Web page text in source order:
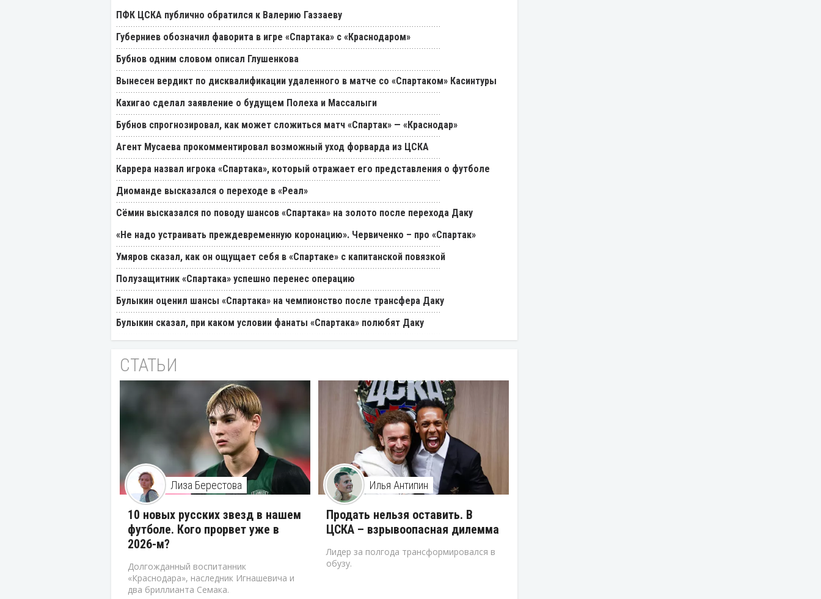
ПФК ЦСКА публично обратился к Валерию Газзаеву
Губерниев обозначил фаворита в игре «Спартака» с «Краснодаром»
Бубнов одним словом описал Глушенкова
Вынесен вердикт по дисквалификации удаленного в матче со «Спартаком» Касинтуры
Кахигао сделал заявление о будущем Полеха и Массалыги
Бубнов спрогнозировал, как может сложиться матч «Спартак» — «Краснодар»
Агент Мусаева прокомментировал возможный уход форварда из ЦСКА
Каррера назвал игрока «Спартака», который отражает его представления о футболе
Диоманде высказался о переходе в «Реал»
Cёмин высказался по поводу шансов «Спартака» на золото после перехода Даку
«Не надо устраивать преждевременную коронацию». Червиченко – про «Спартак»
Умяров сказал, как он ощущает себя в «Спартаке» с капитанской повязкой
Полузащитник «Спартака» успешно перенес операцию
Булыкин оценил шансы «Спартака» на чемпионство после трансфера Даку
Булыкин сказал, при каком условии фанаты «Спартака» полюбят Даку
СТАТЬИ
Лиза Берестова
10 новых русских звезд в нашем
футболе. Кого прорвет уже в
2026-м?
Долгожданный воспитанник
«Краснодара», наследник Игнашевича и
два бриллианта Семака.
Илья Антипин
Продать нельзя оставить. В
ЦСКА – взрывоопасная дилемма
Лидер за полгода трансформировался в
обузу.